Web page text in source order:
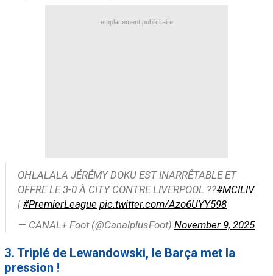
emplacement publicitaire
OHLALALA JÉRÉMY DOKU EST INARRÊTABLE ET
OFFRE LE 3-0 À CITY CONTRE LIVERPOOL ??#MCILIV
| #PremierLeague pic.twitter.com/Azo6UYY598
— CANAL+ Foot (@CanalplusFoot) November 9, 2025
3. Triplé de Lewandowski, le Barça met la
pression !